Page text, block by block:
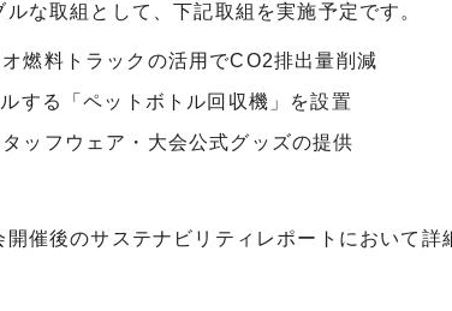
な取組として、下記取組を実施予定です。
燃料トラックの活用でCO2排出量削減
する「ペットボトル回収機」を設置
ッフウェア・大会公式グッズの提供
催後のサステナビリティレポートにおいて詳